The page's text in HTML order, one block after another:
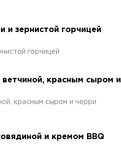
и зернистой горчицей
горчицей
красным сыром и
красным сыром и черри
и кремом BBQ